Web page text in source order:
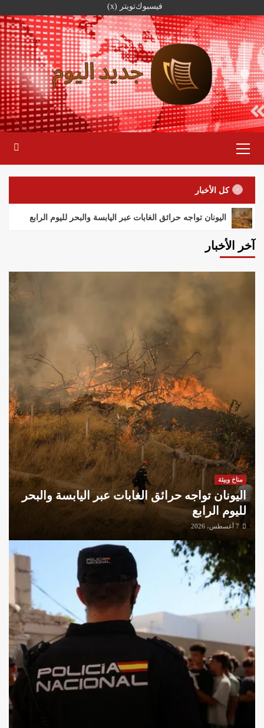
إلى
المحتوى
فيسبوكتويتر (x)
الرئيسية
كل الأخبار
اليونان تواجه حرائق الغابات عبر اليابسة والبحر لليوم الرابع
آخر الأخبار
مناخ وبيئة
اليونان تواجه حرائق الغابات عبر اليابسة والبحر
لليوم الرابع
7 أغسطس، 2026